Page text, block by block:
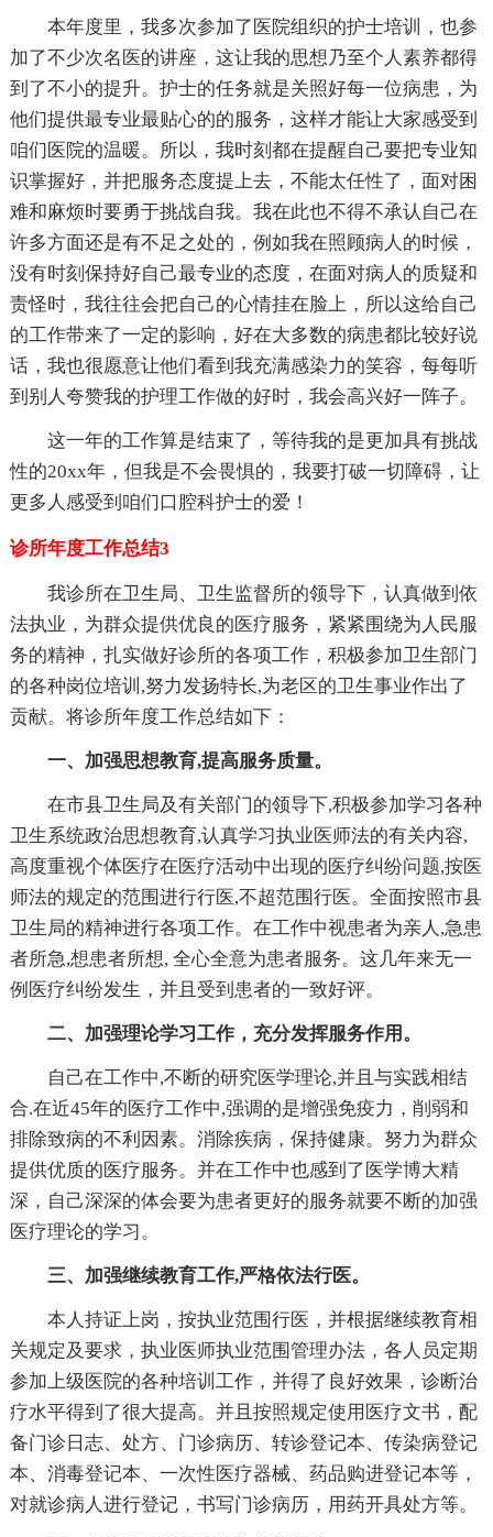
本年度里，我多次参加了医院组织的护士培训，也参
加了不少次名医的讲座，这让我的思想乃至个人素养都得
到了不小的提升。护士的任务就是关照好每一位病患，为
他们提供最专业最贴心的的服务，这样才能让大家感受到
咱们医院的温暖。所以，我时刻都在提醒自己要把专业知
识掌握好，并把服务态度提上去，不能太任性了，面对困
难和麻烦时要勇于挑战自我。我在此也不得不承认自己在
许多方面还是有不足之处的，例如我在照顾病人的时候，
没有时刻保持好自己最专业的态度，在面对病人的质疑和
责怪时，我往往会把自己的心情挂在脸上，所以这给自己
的工作带来了一定的影响，好在大多数的病患都比较好说
话，我也很愿意让他们看到我充满感染力的笑容，每每听
到别人夸赞我的护理工作做的好时，我会高兴好一阵子。
这一年的工作算是结束了，等待我的是更加具有挑战
性的20xx年，但我是不会畏惧的，我要打破一切障碍，让
更多人感受到咱们口腔科护士的爱！
诊所年度工作总结3
我诊所在卫生局、卫生监督所的领导下，认真做到依
法执业，为群众提供优良的医疗服务，紧紧围绕为人民服
务的精神，扎实做好诊所的各项工作，积极参加卫生部门
的各种岗位培训,努力发扬特长,为老区的卫生事业作出了
贡献。将诊所年度工作总结如下：
一、加强思想教育,提高服务质量。
在市县卫生局及有关部门的领导下,积极参加学习各种
卫生系统政治思想教育,认真学习执业医师法的有关内容,
高度重视个体医疗在医疗活动中出现的医疗纠纷问题,按医
师法的规定的范围进行行医,不超范围行医。全面按照市县
卫生局的精神进行各项工作。在工作中视患者为亲人,急患
者所急,想患者所想, 全心全意为患者服务。这几年来无一
例医疗纠纷发生，并且受到患者的一致好评。
二、加强理论学习工作，充分发挥服务作用。
自己在工作中,不断的研究医学理论,并且与实践相结
合.在近45年的医疗工作中,强调的是增强免疫力，削弱和
排除致病的不利因素。消除疾病，保持健康。努力为群众
提供优质的医疗服务。并在工作中也感到了医学博大精
深，自己深深的体会要为患者更好的服务就要不断的加强
医疗理论的学习。
三、加强继续教育工作,严格依法行医。
本人持证上岗，按执业范围行医，并根据继续教育相
关规定及要求，执业医师执业范围管理办法，各人员定期
参加上级医院的各种培训工作，并得了良好效果，诊断治
疗水平得到了很大提高。并且按照规定使用医疗文书，配
备门诊日志、处方、门诊病历、转诊登记本、传染病登记
本、消毒登记本、一次性医疗器械、药品购进登记本等，
对就诊病人进行登记，书写门诊病历，用药开具处方等。